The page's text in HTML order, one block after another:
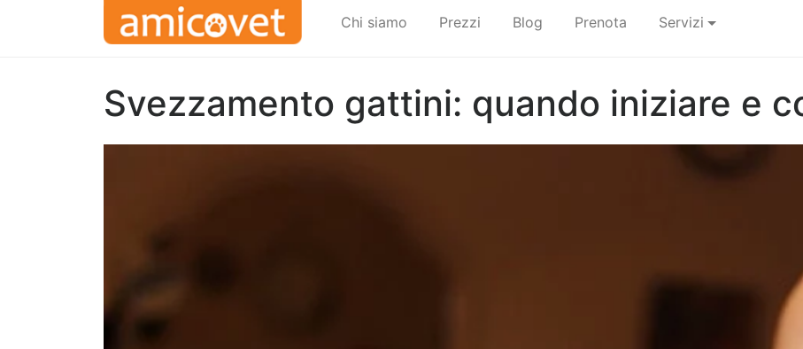
Chi siamo Prezzi Blog Prenota Servizi
Svezzamento gattini: quando iniziare e